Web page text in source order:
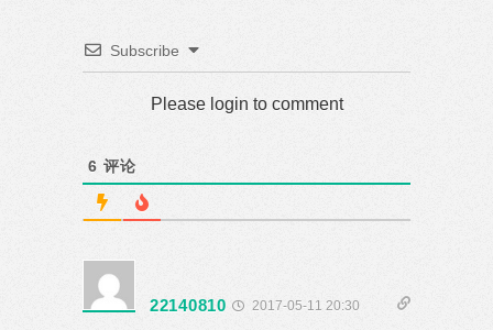
Subscribe
Please login to comment
6 评论
22140810 2017-05-11 20:30